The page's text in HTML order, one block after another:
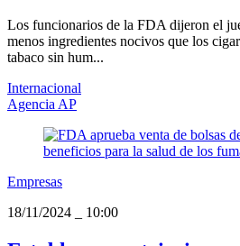
Los funcionarios de la FDA dijeron el
menos ingredientes nocivos que los
tabaco sin hum...
Internacional
Agencia AP
Empresas
18/11/2024
10:00